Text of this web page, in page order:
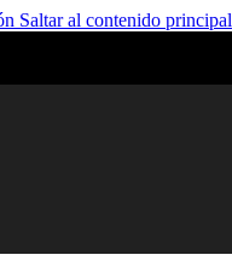
Saltar al contenido principal